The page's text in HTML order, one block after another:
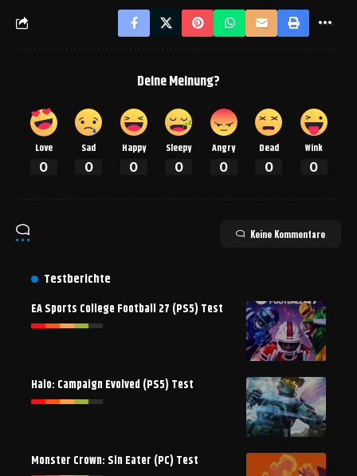
Deine Meinung?
Love
0
Sad
0
Happy
0
Sleepy
0
Angry
0
Dead
0
Wink
0
Keine Kommentare
Testberichte
EA Sports College Football 27 (PS5) Test
Halo: Campaign Evolved (PS5) Test
Monster Crown: Sin Eater (PC) Test